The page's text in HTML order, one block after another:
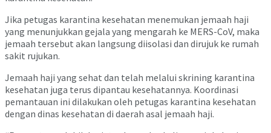
Jika petugas karantina kesehatan menemukan jemaah haji
yang menunjukkan gejala yang mengarah ke MERS-CoV, maka
jemaah tersebut akan langsung diisolasi dan dirujuk ke rumah
sakit rujukan.
Jemaah haji yang sehat dan telah melalui skrining karantina
kesehatan juga terus dipantau kesehatannya. Koordinasi
pemantauan ini dilakukan oleh petugas karantina kesehatan
dengan dinas kesehatan di daerah asal jemaah haji.